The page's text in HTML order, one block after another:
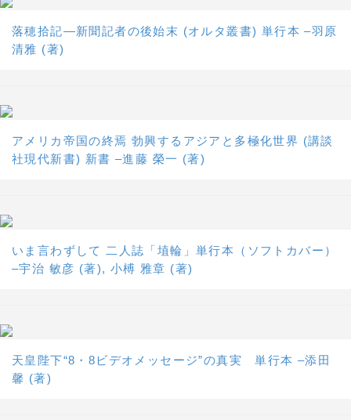
落穂拾記―新聞記者の後始末 (オルタ叢書) 単行本 –羽原
清雅 (著)
アメリカ帝国の終焉 勃興するアジアと多極化世界 (講談
社現代新書) 新書 –進藤 榮一 (著)
いま言わずして 二人誌「埴輪」単行本（ソフトカバー）
–宇治 敏彦 (著), 小榑 雅章 (著)
天皇陛下“8・8ビデオメッセージ”の真実 単行本 –添田
馨 (著)